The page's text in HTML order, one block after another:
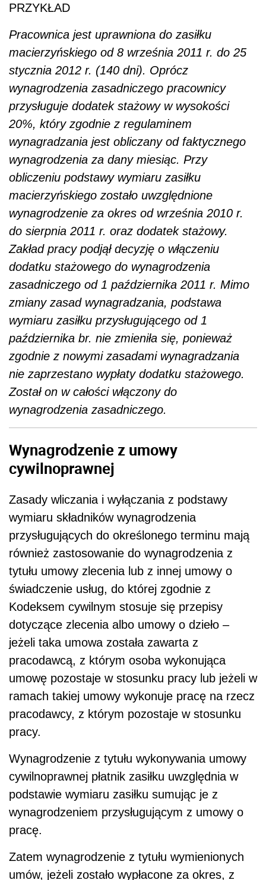
PRZYKŁAD
Pracownica jest uprawniona do zasiłku
macierzyńskiego od 8 września 2011 r. do 25
stycznia 2012 r. (140 dni). Oprócz
wynagrodzenia zasadniczego pracownicy
przysługuje dodatek stażowy w wysokości
20%, który zgodnie z regulaminem
wynagradzania jest obliczany od faktycznego
wynagrodzenia za dany miesiąc. Przy
obliczeniu podstawy wymiaru zasiłku
macierzyńskiego zostało uwzględnione
wynagrodzenie za okres od września 2010 r.
do sierpnia 2011 r. oraz dodatek stażowy.
Zakład pracy podjął decyzję o włączeniu
dodatku stażowego do wynagrodzenia
zasadniczego od 1 października 2011 r. Mimo
zmiany zasad wynagradzania, podstawa
wymiaru zasiłku przysługującego od 1
października br. nie zmieniła się, ponieważ
zgodnie z nowymi zasadami wynagradzania
nie zaprzestano wypłaty dodatku stażowego.
Został on w całości włączony do
wynagrodzenia zasadniczego.
Wynagrodzenie z umowy
cywilnoprawnej
Zasady wliczania i wyłączania z podstawy
wymiaru składników wynagrodzenia
przysługujących do określonego terminu mają
również zastosowanie do wynagrodzenia z
tytułu umowy zlecenia lub z innej umowy o
świadczenie usług, do której zgodnie z
Kodeksem cywilnym stosuje się przepisy
dotyczące zlecenia albo umowy o dzieło –
jeżeli taka umowa została zawarta z
pracodawcą, z którym osoba wykonująca
umowę pozostaje w stosunku pracy lub jeżeli w
ramach takiej umowy wykonuje pracę na rzecz
pracodawcy, z którym pozostaje w stosunku
pracy.
Wynagrodzenie z tytułu wykonywania umowy
cywilnoprawnej płatnik zasiłku uwzględnia w
podstawie wymiaru zasiłku sumując je z
wynagrodzeniem przysługującym z umowy o
pracę.
Zatem wynagrodzenie z tytułu wymienionych
umów, jeżeli zostało wypłacone za okres, z